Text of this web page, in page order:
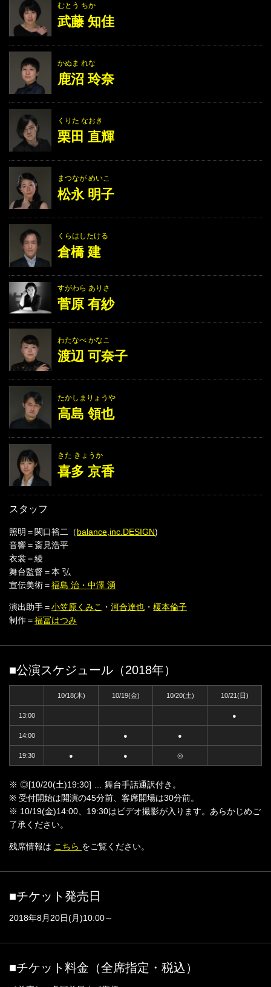
むとう ちか
武藤 知佳
かぬま れな
鹿沼 玲奈
くりた なおき
栗田 直輝
まつなが めいこ
松永 明子
くらはしたける
倉橋 建
すがわら ありさ
菅原 有紗
わたなべ かなこ
渡辺 可奈子
たかしまりょうや
高島 領也
きた きょうか
喜多 京香
スタッフ
照明＝関口裕二（balance,inc.DESIGN)
音響＝斎見浩平
衣裳＝綾
舞台監督＝本 弘
宣伝美術＝福島 治・中澤 湧
演出助手＝小笠原くみこ ・ 河合達也 ・ 榎本倫子
制作＝福冨はつみ
■公演スケジュール（2018年）
10/18(木) 10/19(金) 10/20(土) 10/21(日)
13:00 ●
14:00 ● ●
19:30 ● ● ◎
※ ◎[10/20(土)19:30] … 舞台手話通訳付き。
※ 受付開始は開演の45分前、客席開場は30分前。
※ 10/19(金)14:00、19:30はビデオ撮影が入ります。あらかじめご
了承ください。
残席情報は こちら をご覧ください。
■チケット発売日
2018年8月20日(月)10:00～
■チケット料金（全席指定・税込）